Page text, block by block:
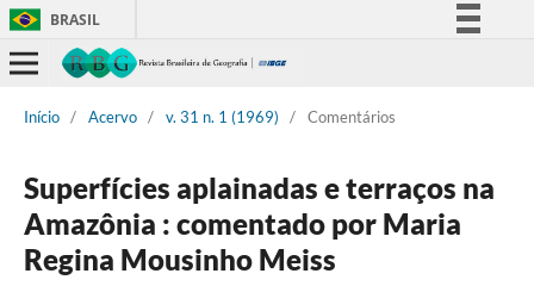
BRASIL
Participe
Legislação
Canais
Início / Acervo / v. 31 n. 1 (1969) / Comentários
Superfícies aplainadas e terraços na
Amazônia : comentado por Maria
Regina Mousinho Meiss